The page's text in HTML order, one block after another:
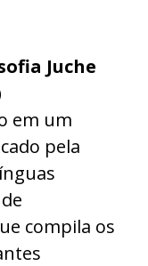
Juche
em um
pela
compila os